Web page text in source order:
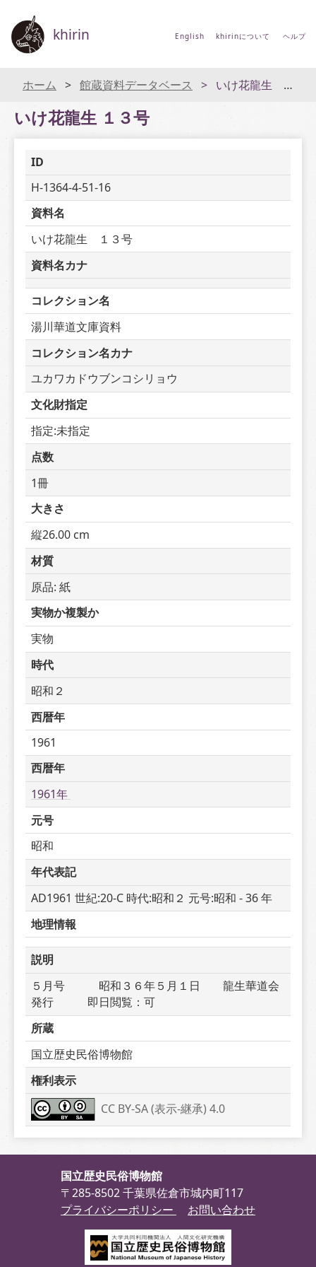
khirin English khirinについて ヘルプ
ホーム 館蔵資料データベース いけ花龍生 １３号
いけ花龍生 １３号
ID
H-1364-4-51-16
資料名
いけ花龍生　１３号
資料名カナ
コレクション名
湯川華道文庫資料
コレクション名カナ
ユカワカドウブンコシリョウ
文化財指定
指定:未指定
点数
1冊
大きさ
縦26.00 cm
材質
原品: 紙
実物か複製か
実物
時代
昭和２
西暦年
1961
西暦年
1961年
元号
昭和
年代表記
AD1961 世紀:20-C 時代:昭和２ 元号:昭和 - 36 年
地理情報
説明
５月号　　　昭和３６年５月１日　　龍生華道会
発行　　　即日閲覧：可
所蔵
国立歴史民俗博物館
権利表示
CC BY-SA (表示-継承) 4.0
国立歴史民俗博物館
〒285-8502 千葉県佐倉市城内町117
プライバシーポリシー
お問い合わせ